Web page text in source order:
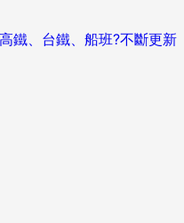
鐵、台鐵、船班?不斷更新